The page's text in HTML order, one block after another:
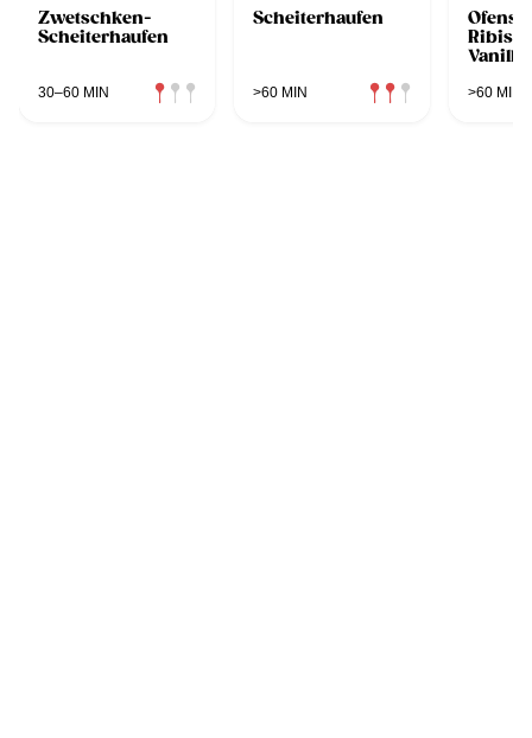
Zwetschken-
Scheiterhaufen
30–60 MIN
Scheiterhaufen
>60 MIN >60 MIN